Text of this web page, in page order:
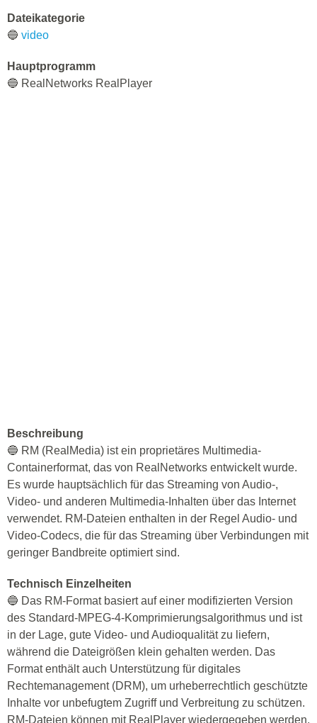
Dateikategorie
🔵 video
Hauptprogramm
🔵 RealNetworks RealPlayer
Beschreibung
🔵 RM (RealMedia) ist ein proprietäres Multimedia-
Containerformat, das von RealNetworks entwickelt wurde.
Es wurde hauptsächlich für das Streaming von Audio-,
Video- und anderen Multimedia-Inhalten über das Internet
verwendet. RM-Dateien enthalten in der Regel Audio- und
Video-Codecs, die für das Streaming über Verbindungen mit
geringer Bandbreite optimiert sind.
Technisch Einzelheiten
🔵 Das RM-Format basiert auf einer modifizierten Version
des Standard-MPEG-4-Komprimierungsalgorithmus und ist
in der Lage, gute Video- und Audioqualität zu liefern,
während die Dateigrößen klein gehalten werden. Das
Format enthält auch Unterstützung für digitales
Rechtemanagement (DRM), um urheberrechtlich geschützte
Inhalte vor unbefugtem Zugriff und Verbreitung zu schützen.
RM-Dateien können mit RealPlayer wiedergegeben werden,